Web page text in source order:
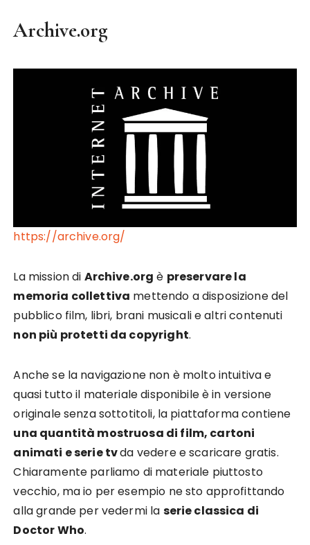
Archive.org
https://archive.org/
La mission di Archive.org è preservare la
memoria collettiva mettendo a disposizione del
pubblico film, libri, brani musicali e altri contenuti
non più protetti da copyright.
Anche se la navigazione non è molto intuitiva e
quasi tutto il materiale disponibile è in versione
originale senza sottotitoli, la piattaforma contiene
una quantità mostruosa di film, cartoni
animati e serie tvda vedere e scaricare gratis.
Chiaramente parliamo di materiale piuttosto
vecchio, ma io per esempio ne sto approfittando
alla grande per vedermi la serie classica di
Doctor Who.